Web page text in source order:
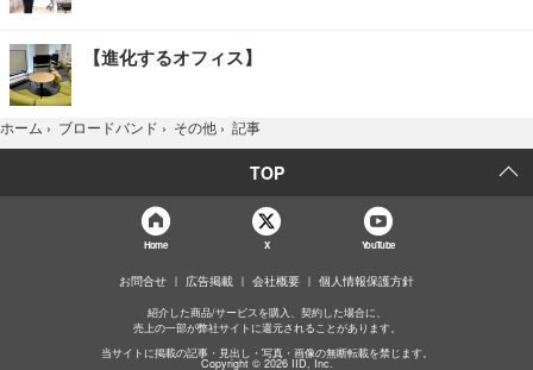
【進化するオフィス】
ホーム › ブロードバンド › その他 › 記事
TOP
Home X YouTube
お問合せ 広告掲載 会社概要 個人情報保護方針
紹介した商品/サービスを購入、契約した場合に、
売上の一部が弊社サイトに還元されることがあります。
当サイトに掲載の記事・見出し・写真・画像の無断転載を禁じます。
Copyright © 2026 IID, Inc.